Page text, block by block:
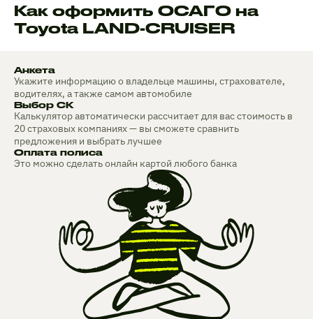
Как оформить ОСАГО на
Toyota LAND-CRUISER
Анкета
Укажите информацию о владельце машины, страхователе,
водителях, а также самом автомобиле
Выбор СК
Калькулятор автоматически рассчитает для вас стоимость в
20 страховых компаниях — вы сможете сравнить
предложения и выбрать лучшее
Оплата полиса
Это можно сделать онлайн картой любого банка